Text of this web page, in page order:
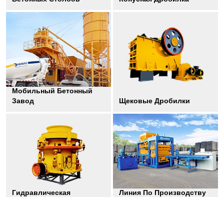
Мобильный Бетонный
Завод
Щековые Дробилки
Гидравлическая
Линия По Производству